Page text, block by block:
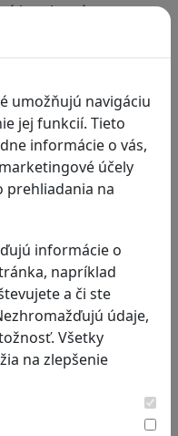
umožňujú navigáciu
jej funkcií. Tieto
informácie o vás,
účely
prehliadania na
informácie o
napríklad
a či ste
údaje,
Všetky
na zlepšenie
hra, ktorá
keď
nie
sa v
kami…